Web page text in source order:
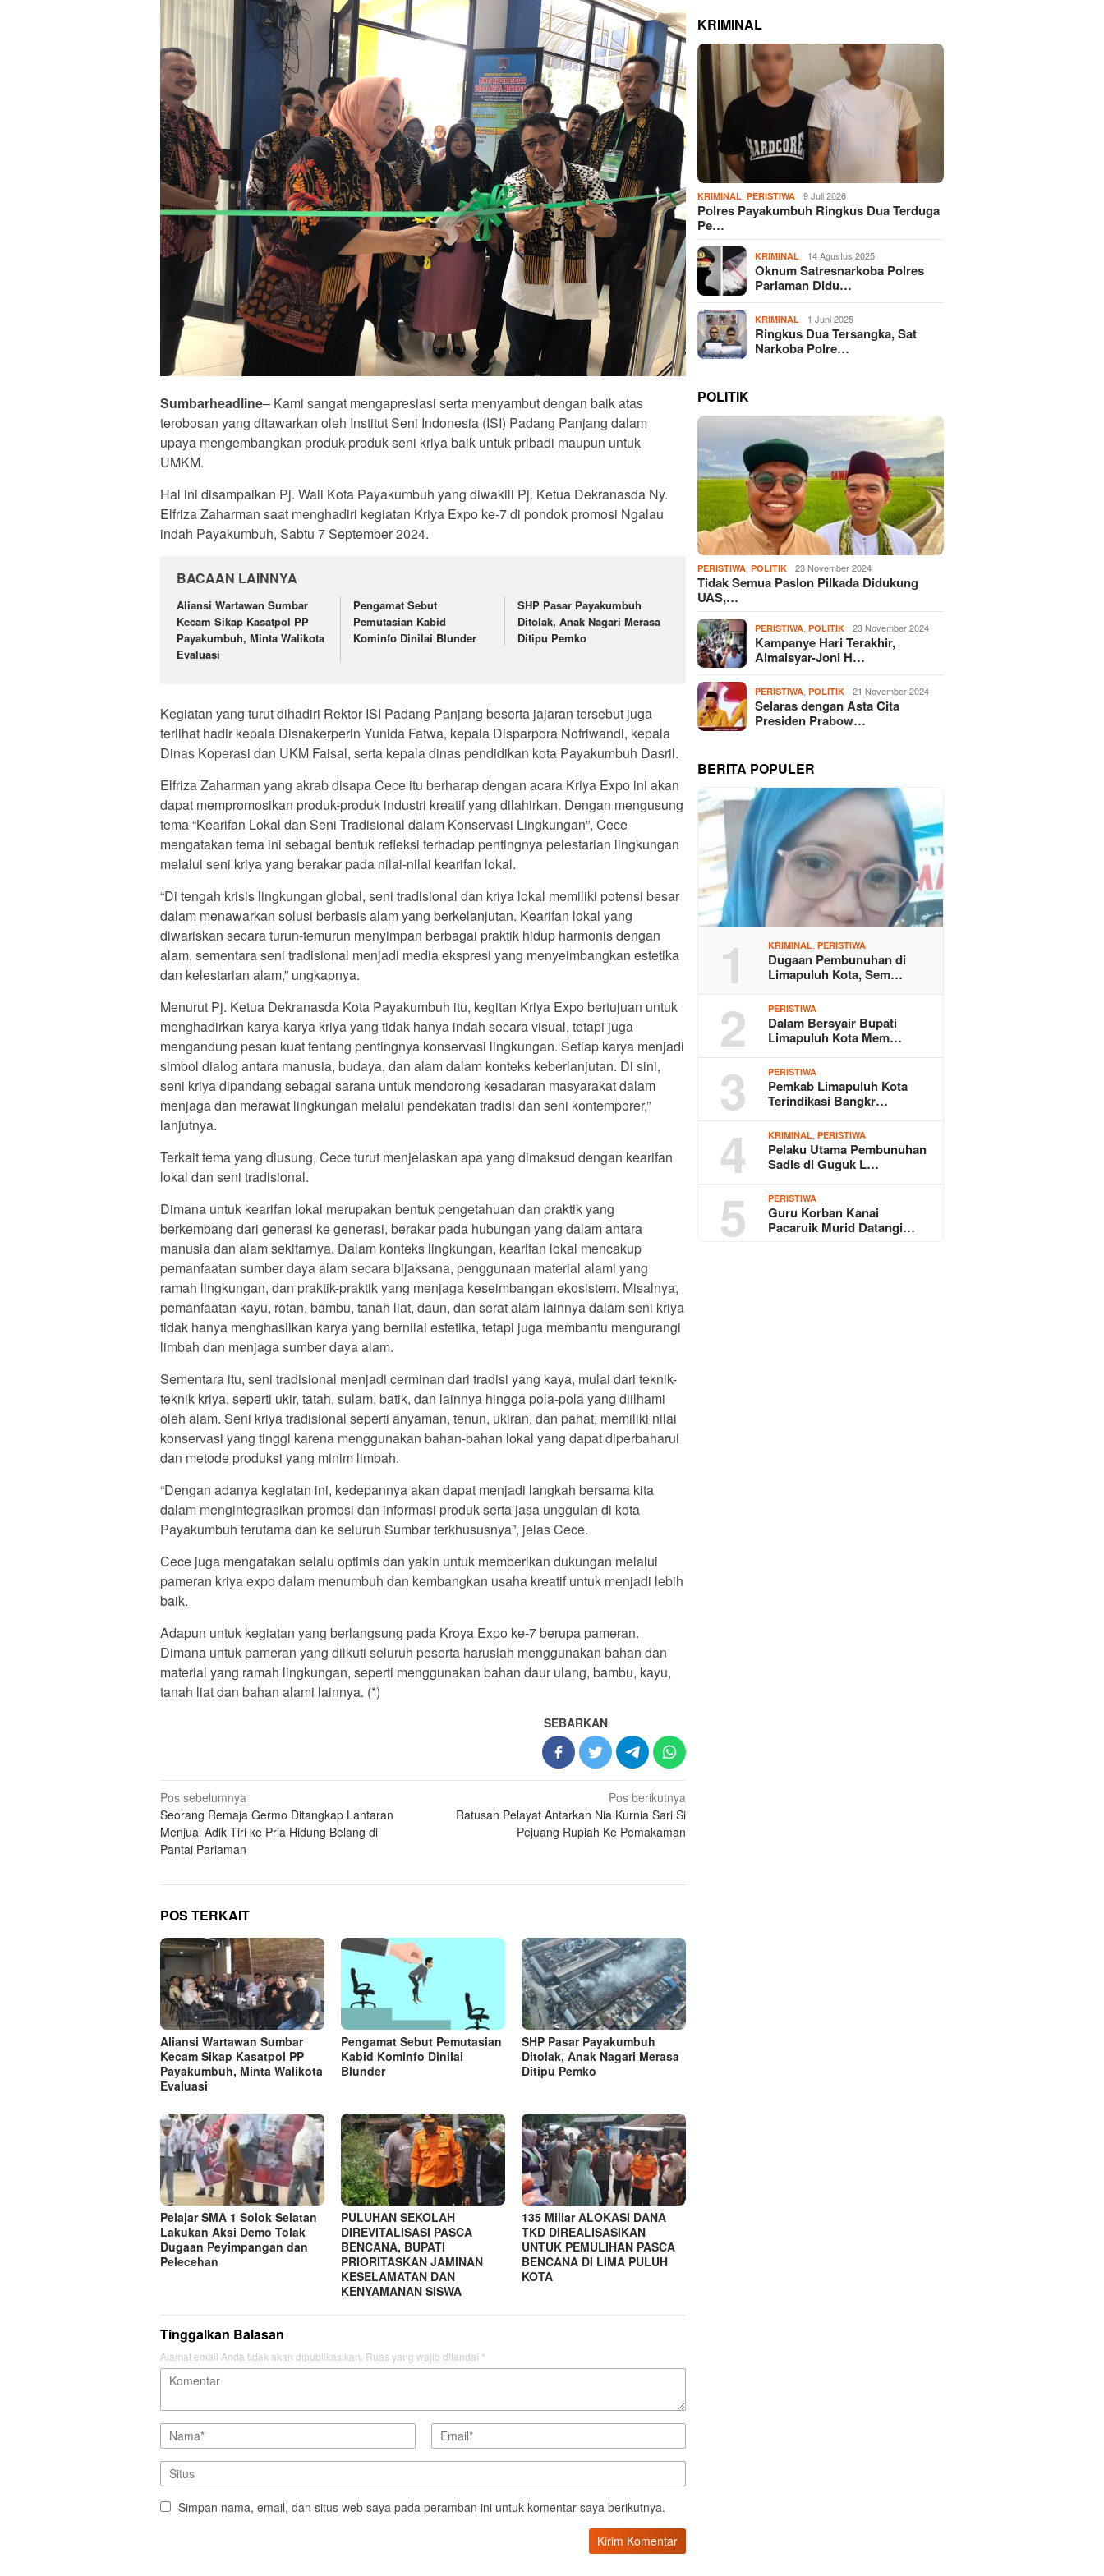
Sumbarheadline– Kami sangat mengapresiasi serta menyambut dengan baik atas
terobosan yang ditawarkan oleh Institut Seni Indonesia (ISI) Padang Panjang dalam
upaya mengembangkan produk-produk seni kriya baik untuk pribadi maupun untuk
UMKM.
Hal ini disampaikan Pj. Wali Kota Payakumbuh yang diwakili Pj. Ketua Dekranasda Ny.
Elfriza Zaharman saat menghadiri kegiatan Kriya Expo ke-7 di pondok promosi Ngalau
indah Payakumbuh, Sabtu 7 September 2024.
BACAAN LAINNYA
Aliansi Wartawan Sumbar
Kecam Sikap Kasatpol PP
Payakumbuh, Minta Walikota
Evaluasi
Pengamat Sebut
Pemutasian Kabid
Kominfo Dinilai Blunder
SHP Pasar Payakumbuh
Ditolak, Anak Nagari Merasa
Ditipu Pemko
Kegiatan yang turut dihadiri Rektor ISI Padang Panjang beserta jajaran tersebut juga
terlihat hadir kepala Disnakerperin Yunida Fatwa, kepala Disparpora Nofriwandi, kepala
Dinas Koperasi dan UKM Faisal, serta kepala dinas pendidikan kota Payakumbuh Dasril.
Elfriza Zaharman yang akrab disapa Cece itu berharap dengan acara Kriya Expo ini akan
dapat mempromosikan produk-produk industri kreatif yang dilahirkan. Dengan mengusung
tema “Kearifan Lokal dan Seni Tradisional dalam Konservasi Lingkungan”, Cece
mengatakan tema ini sebagai bentuk refleksi terhadap pentingnya pelestarian lingkungan
melalui seni kriya yang berakar pada nilai-nilai kearifan lokal.
“Di tengah krisis lingkungan global, seni tradisional dan kriya lokal memiliki potensi besar
dalam menawarkan solusi berbasis alam yang berkelanjutan. Kearifan lokal yang
diwariskan secara turun-temurun menyimpan berbagai praktik hidup harmonis dengan
alam, sementara seni tradisional menjadi media ekspresi yang menyeimbangkan estetika
dan kelestarian alam,” ungkapnya.
Menurut Pj. Ketua Dekranasda Kota Payakumbuh itu, kegitan Kriya Expo bertujuan untuk
menghadirkan karya-karya kriya yang tidak hanya indah secara visual, tetapi juga
mengandung pesan kuat tentang pentingnya konservasi lingkungan. Setiap karya menjadi
simbol dialog antara manusia, budaya, dan alam dalam konteks keberlanjutan. Di sini,
seni kriya dipandang sebagai sarana untuk mendorong kesadaran masyarakat dalam
menjaga dan merawat lingkungan melalui pendekatan tradisi dan seni kontemporer,”
lanjutnya.
Terkait tema yang diusung, Cece turut menjelaskan apa yang dimaksud dengan kearifan
lokal dan seni tradisional.
Dimana untuk kearifan lokal merupakan bentuk pengetahuan dan praktik yang
berkembang dari generasi ke generasi, berakar pada hubungan yang dalam antara
manusia dan alam sekitarnya. Dalam konteks lingkungan, kearifan lokal mencakup
pemanfaatan sumber daya alam secara bijaksana, penggunaan material alami yang
ramah lingkungan, dan praktik-praktik yang menjaga keseimbangan ekosistem. Misalnya,
pemanfaatan kayu, rotan, bambu, tanah liat, daun, dan serat alam lainnya dalam seni kriya
tidak hanya menghasilkan karya yang bernilai estetika, tetapi juga membantu mengurangi
limbah dan menjaga sumber daya alam.
Sementara itu, seni tradisional menjadi cerminan dari tradisi yang kaya, mulai dari teknik-
teknik kriya, seperti ukir, tatah, sulam, batik, dan lainnya hingga pola-pola yang diilhami
oleh alam. Seni kriya tradisional seperti anyaman, tenun, ukiran, dan pahat, memiliki nilai
konservasi yang tinggi karena menggunakan bahan-bahan lokal yang dapat diperbaharui
dan metode produksi yang minim limbah.
“Dengan adanya kegiatan ini, kedepannya akan dapat menjadi langkah bersama kita
dalam mengintegrasikan promosi dan informasi produk serta jasa unggulan di kota
Payakumbuh terutama dan ke seluruh Sumbar terkhususnya”, jelas Cece.
Cece juga mengatakan selalu optimis dan yakin untuk memberikan dukungan melalui
pameran kriya expo dalam menumbuh dan kembangkan usaha kreatif untuk menjadi lebih
baik.
Adapun untuk kegiatan yang berlangsung pada Kroya Expo ke-7 berupa pameran.
Dimana untuk pameran yang diikuti seluruh peserta haruslah menggunakan bahan dan
material yang ramah lingkungan, seperti menggunakan bahan daur ulang, bambu, kayu,
tanah liat dan bahan alami lainnya. (*)
SEBARKAN
Navigasi
pos
Pos sebelumnya
Seorang Remaja Germo Ditangkap Lantaran
Menjual Adik Tiri ke Pria Hidung Belang di
Pantai Pariaman
Pos berikutnya
Ratusan Pelayat Antarkan Nia Kurnia Sari Si
Pejuang Rupiah Ke Pemakaman
POS TERKAIT
Aliansi Wartawan Sumbar
Kecam Sikap Kasatpol PP
Payakumbuh, Minta Walikota
Evaluasi
Pengamat Sebut Pemutasian
Kabid Kominfo Dinilai
Blunder
SHP Pasar Payakumbuh
Ditolak, Anak Nagari Merasa
Ditipu Pemko
Pelajar SMA 1 Solok Selatan
Lakukan Aksi Demo Tolak
Dugaan Peyimpangan dan
Pelecehan
PULUHAN SEKOLAH
DIREVITALISASI PASCA
BENCANA, BUPATI
PRIORITASKAN JAMINAN
KESELAMATAN DAN
KENYAMANAN SISWA
135 Miliar ALOKASI DANA
TKD DIREALISASIKAN
UNTUK PEMULIHAN PASCA
BENCANA DI LIMA PULUH
KOTA
Tinggalkan Balasan
Alamat email Anda tidak akan dipublikasikan. Ruas yang wajib ditandai *
Simpan nama, email, dan situs web saya pada peramban ini untuk komentar saya berikutnya.
KRIMINAL
KRIMINAL ,PERISTIWA 9 Juli 2026
Polres Payakumbuh Ringkus Dua Terduga
Pe…
KRIMINAL 14 Agustus 2025
Oknum Satresnarkoba Polres
Pariaman Didu…
KRIMINAL 1 Juni 2025
Ringkus Dua Tersangka, Sat
Narkoba Polre…
POLITIK
PERISTIWA ,POLITIK 23 November 2024
Tidak Semua Paslon Pilkada Didukung
UAS,…
PERISTIWA ,POLITIK 23 November 2024
Kampanye Hari Terakhir,
Almaisyar-Joni H…
PERISTIWA ,POLITIK 21 November 2024
Selaras dengan Asta Cita
Presiden Prabow…
BERITA POPULER
1 KRIMINAL,PERISTIWA
Dugaan Pembunuhan di
Limapuluh Kota, Sem…
2 PERISTIWA
Dalam Bersyair Bupati
Limapuluh Kota Mem…
3 PERISTIWA
Pemkab Limapuluh Kota
Terindikasi Bangkr…
4 KRIMINAL,PERISTIWA
Pelaku Utama Pembunuhan
Sadis di Guguk L…
5 PERISTIWA
Guru Korban Kanai
Pacaruik Murid Datangi…